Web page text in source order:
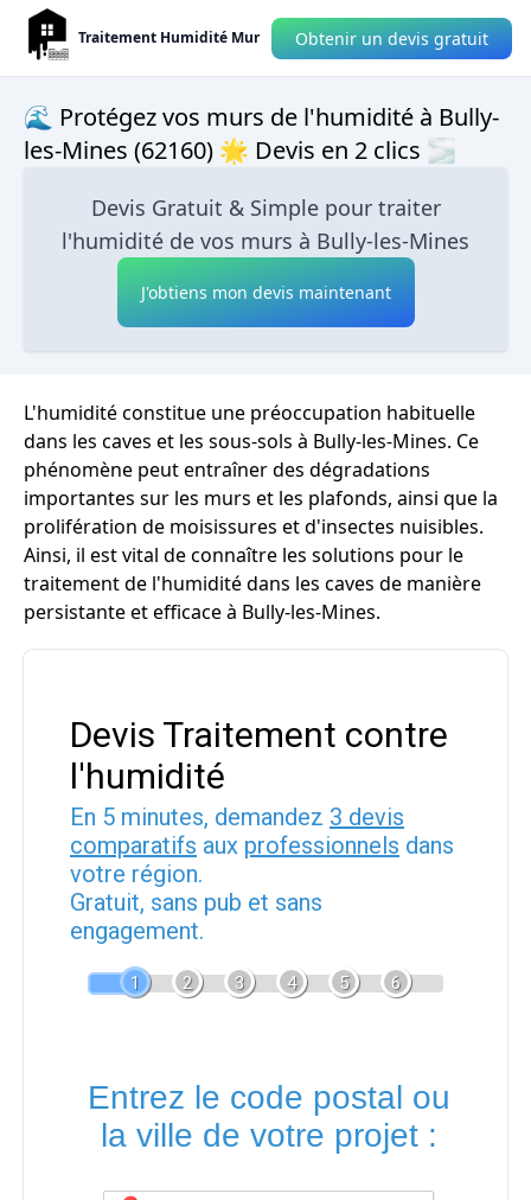
Traitement Humidité Mur Obtenir un devis gratuit
🌊 Protégez vos murs de l'humidité à Bully-
les-Mines (62160) 🌟 Devis en 2 clics 🌫
Devis Gratuit & Simple pour traiter
l'humidité de vos murs à Bully-les-Mines
J'obtiens mon devis maintenant
L'humidité constitue une préoccupation habituelle
dans les caves et les sous-sols à Bully-les-Mines. Ce
phénomène peut entraîner des dégradations
importantes sur les murs et les plafonds, ainsi que la
prolifération de moisissures et d'insectes nuisibles.
Ainsi, il est vital de connaître les solutions pour le
traitement de l'humidité dans les caves de manière
persistante et efficace à Bully-les-Mines.
Devis Traitement contre
l'humidité
En 5 minutes, demandez 3 devis
comparatifs aux professionnels dans
votre région.
Gratuit, sans pub et sans
engagement.
1 2 3 4 5 6
Entrez le code postal ou
la ville de votre projet :